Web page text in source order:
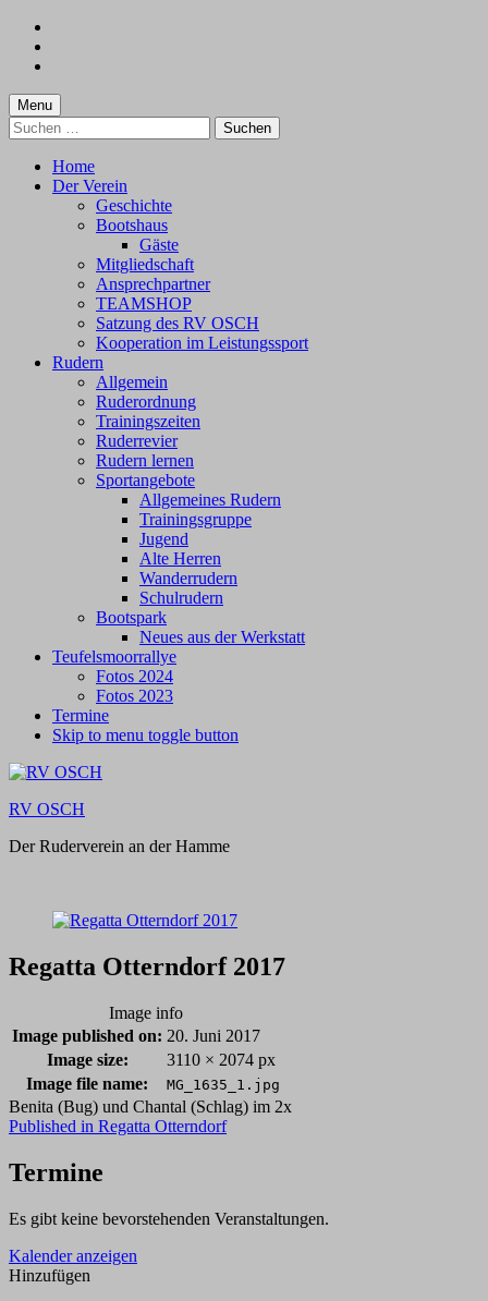
content
footer
Menu
Suchen
nach:
Home
Der Verein
Geschichte
Bootshaus
Gäste
Mitgliedschaft
Ansprechpartner
TEAMSHOP
Satzung des RV OSCH
Kooperation im Leistungssport
Rudern
Allgemein
Ruderordnung
Trainingszeiten
Ruderrevier
Rudern lernen
Sportangebote
Allgemeines Rudern
Trainingsgruppe
Jugend
Alte Herren
Wanderrudern
Schulrudern
Bootspark
Neues aus der Werkstatt
Teufelsmoorrallye
Fotos 2024
Fotos 2023
Termine
Skip to menu toggle button
RV OSCH
Der Ruderverein an der Hamme
Regatta Otterndorf 2017
Image info
Image published on: 20. Juni 2017
Image size:
3110 × 2074 px
Image file name:
MG_1635_1.jpg
Benita (Bug) und Chantal (Schlag) im 2x
Post
navigation
Published in Regatta Otterndorf
Termine
Es gibt keine bevorstehenden Veranstaltungen.
Kalender anzeigen
Hinzufügen